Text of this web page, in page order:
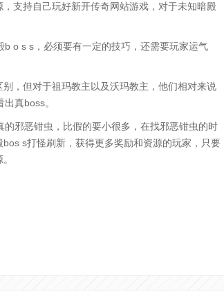
支持自己玩好新开传奇网站游戏，对于未知暗殿
o s s，必须要有一定的技巧，还需要玩家运气
，但对于祖玛教主以及沃玛教主，他们相对来说
真boss。
邪恶钳虫，比假的要小很多，在找邪恶钳虫的时
s打怪刷新，获得更多奖励和资源的玩家，只要